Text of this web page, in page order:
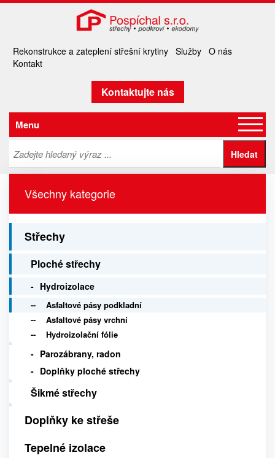
Rekonstrukce a zateplení střešní krytiny Služby O nás
Kontakt
Kontaktujte nás
Menu
Všechny kategorie
Střechy
Ploché střechy
Hydroizolace
Asfaltové pásy podkladní
Asfaltové pásy vrchní
Hydroizolační fólie
Parozábrany, radon
Doplňky ploché střechy
Šikmé střechy
Doplňky ke střeše
Tepelné izolace